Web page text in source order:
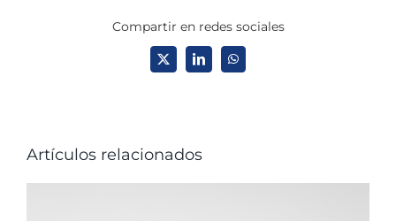
Compartir en redes sociales
X LinkedInWhatsApp
Artículos relacionados